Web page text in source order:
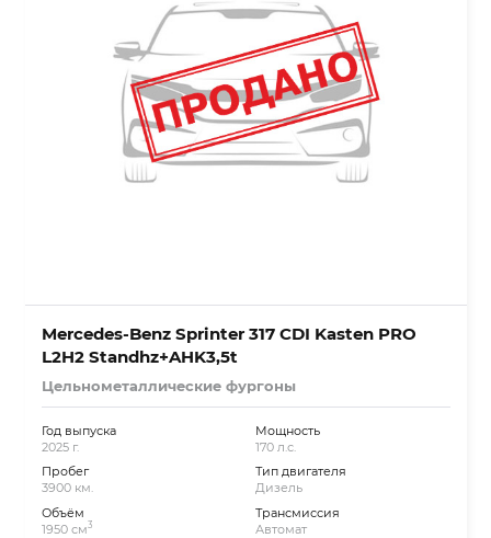
Mercedes-Benz Sprinter 317 CDI Kasten PRO
L2H2 Standhz+AHK3,5t
Цельнометаллические фургоны
Год выпуска
2025 г.
Пробег
3900 км.
Объём
1950 см3
Мощность
170 л.с.
Тип двигателя
Дизель
Трансмиссия
Автомат